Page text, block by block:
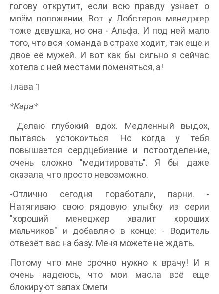
голову открутит, если всю правду узнает о
моём положении. Вот у Лобстеров менеджер
тоже девушка, но она - Альфа. И под ней мало
того, что вся команда в страхе ходит, так еще и
двое её мужей. И вот как бы сильно я сейчас
хотела с ней местами поменяться, а!
Глава 1
*Кара*
Делаю глубокий вдох. Медленный выдох,
пытаясь успокоиться. Но когда у тебя
повышается сердцебиение и потоотделение,
очень сложно "медитировать". Я бы даже
сказала, что просто невозможно.
-Отлично сегодня поработали, парни. -
Натягиваю свою рядовую улыбку из серии
"хороший менеджер хвалит хороших
мальчиков" и добавляю в конце: - Водитель
отвезёт вас на базу. Меня можете не ждать.
Потому что мне срочно нужно к врачу! И я
очень надеюсь, что мои масла всё еще
блокируют запах Омеги!